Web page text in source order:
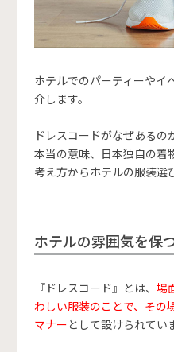
ホテルでのパーティーやイ
介します。
ドレスコードがなぜある
本当の意味、日本独自の着
考え方からホテルの服装選
ホテルの雰囲気を保
『ドレスコード』とは、 場
わしい服装のことで、その
マナー として設けられてい